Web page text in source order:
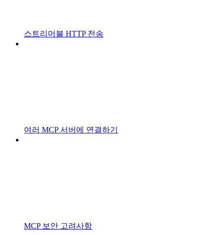
스트리머블 HTTP 전송
여러 MCP 서버에 연결하기
MCP 보안 고려사항